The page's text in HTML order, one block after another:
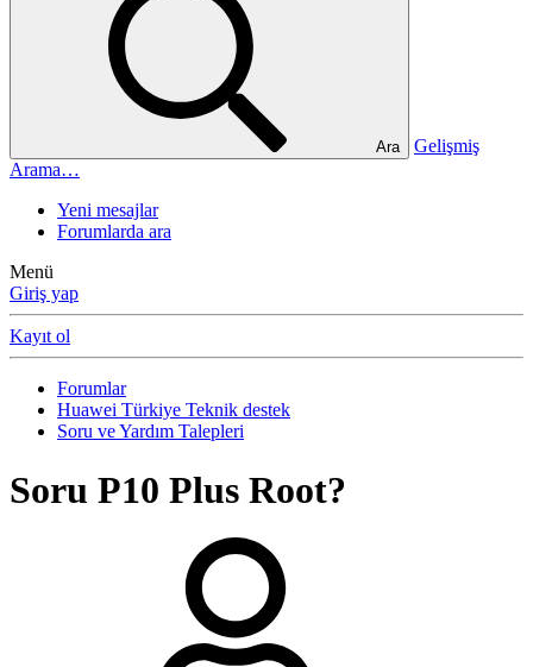
Ara
Gelişmiş
Arama…
Yeni mesajlar
Forumlarda ara
Menü
Giriş yap
Kayıt ol
Forumlar
Huawei Türkiye Teknik destek
Soru ve Yardım Talepleri
Soru P10 Plus Root?